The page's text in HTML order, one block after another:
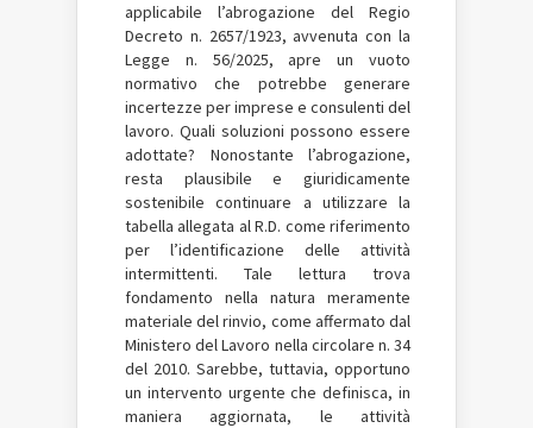
applicabile l’abrogazione del Regio
Decreto n. 2657/1923, avvenuta con la
Legge n. 56/2025, apre un vuoto
normativo che potrebbe generare
incertezze per imprese e consulenti del
lavoro. Quali soluzioni possono essere
adottate? Nonostante l’abrogazione,
resta plausibile e giuridicamente
sostenibile continuare a utilizzare la
tabella allegata al R.D. come riferimento
per l’identificazione delle attività
intermittenti. Tale lettura trova
fondamento nella natura meramente
materiale del rinvio, come affermato dal
Ministero del Lavoro nella circolare n. 34
del 2010. Sarebbe, tuttavia, opportuno
un intervento urgente che definisca, in
maniera aggiornata, le attività